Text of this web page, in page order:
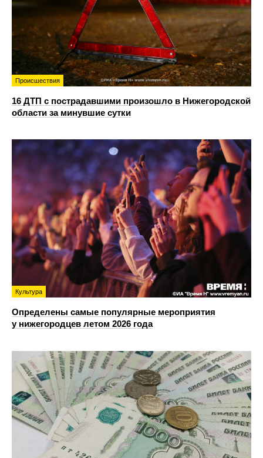
Происшествия
16 ДТП с пострадавшими произошло в Нижегородской
области за минувшие сутки
Культура
Определены самые популярные мероприятия
у нижегородцев летом 2026 года